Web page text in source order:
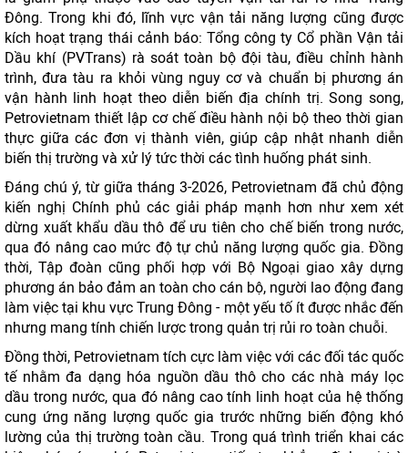
Đông. Trong khi đó, lĩnh vực vận tải năng lượng cũng được
kích hoạt trạng thái cảnh báo: Tổng công ty Cổ phần Vận tải
Dầu khí (PVTrans) rà soát toàn bộ đội tàu, điều chỉnh hành
trình, đưa tàu ra khỏi vùng nguy cơ và chuẩn bị phương án
vận hành linh hoạt theo diễn biến địa chính trị. Song song,
Petrovietnam thiết lập cơ chế điều hành nội bộ theo thời gian
thực giữa các đơn vị thành viên, giúp cập nhật nhanh diễn
biến thị trường và xử lý tức thời các tình huống phát sinh.
Đáng chú ý, từ giữa tháng 3-2026, Petrovietnam đã chủ động
kiến nghị Chính phủ các giải pháp mạnh hơn như xem xét
dừng xuất khẩu dầu thô để ưu tiên cho chế biến trong nước,
qua đó nâng cao mức độ tự chủ năng lượng quốc gia. Đồng
thời, Tập đoàn cũng phối hợp với Bộ Ngoại giao xây dựng
phương án bảo đảm an toàn cho cán bộ, người lao động đang
làm việc tại khu vực Trung Đông - một yếu tố ít được nhắc đến
nhưng mang tính chiến lược trong quản trị rủi ro toàn chuỗi.
Đồng thời, Petrovietnam tích cực làm việc với các đối tác quốc
tế nhằm đa dạng hóa nguồn dầu thô cho các nhà máy lọc
dầu trong nước, qua đó nâng cao tính linh hoạt của hệ thống
cung ứng năng lượng quốc gia trước những biến động khó
lường của thị trường toàn cầu. Trong quá trình triển khai các